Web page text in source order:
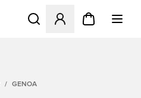
Åbner en Modal til at
GENOA